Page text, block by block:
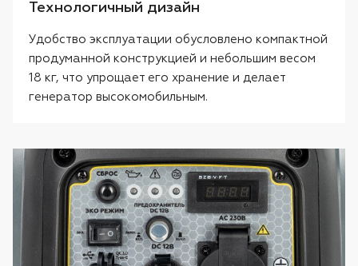
Технологичный дизайн
Удобство эксплуатации обусловлено компактной
продуманной конструкцией и небольшим весом
18 кг, что упрощает его хранение и делает
генератор высокомобильным.